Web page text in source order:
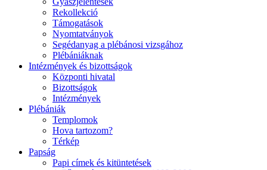
Rekollekció
Támogatások
Nyomtatványok
Segédanyag a plébánosi vizsgához
Plébániáknak
Intézmények és bizottságok
Központi hivatal
Bizottságok
Intézmények
Plébániák
Templomok
Hova tartozom?
Térkép
Papság
Papi címek és kitüntetések